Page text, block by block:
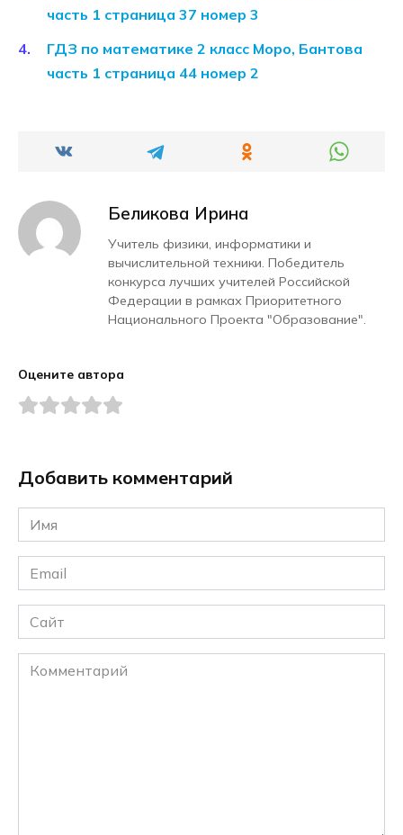
часть 1 страница 37 номер 3
ГДЗ по математике 2 класс Моро, Бантова
часть 1 страница 44 номер 2
Беликова Ирина
Учитель физики, информатики и
вычислительной техники. Победитель
конкурса лучших учителей Российской
Федерации в рамках Приоритетного
Национального Проекта "Образование".
Оцените автора
Добавить комментарий
Имя
*
Email
*
Сайт
Комментарий